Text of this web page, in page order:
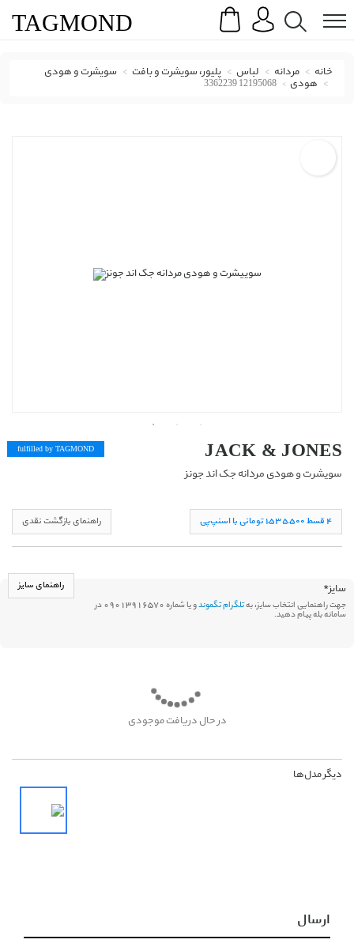
Search
TAGMOND
خانه مردانه لباس پلیور، سویشرت و بافت سویشرت و هودی
هودی 12195068 3362239
JACK & JONES
سویشرت و هودی مردانه جک اند جونز
fulfilled by TAGMOND
راهنمای بازگشت نقدی ۴ قسط ١,۵۳۵,۵۰۰ تومانی با اسنپ‌پی
سایز* راهنمای سایز
جهت راهنمایی انتخاب سایز، بهتلگرام تگموند و یا شماره 09013916570 در
سامانه بله پیام دهید.
در حال دریافت موجودی
دیگر مدل‌ها
ارسال